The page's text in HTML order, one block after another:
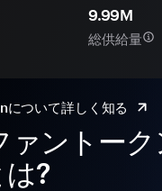
ァントーク
は?
9.99M
総供給量
について詳しく知る